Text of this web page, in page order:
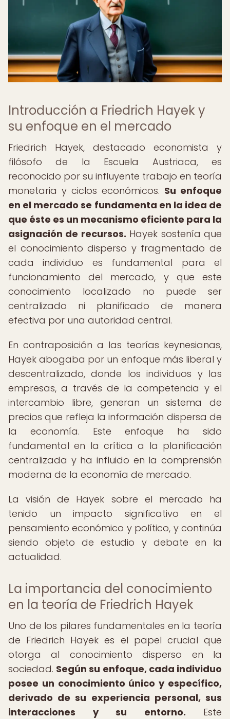
Introducción a Friedrich Hayek y
su enfoque en el mercado
Friedrich Hayek, destacado economista y
filósofo de la Escuela Austriaca, es
reconocido por su influyente trabajo en teoría
monetaria y ciclos económicos. Su enfoque
en el mercado se fundamenta en la idea de
que éste es un mecanismo eficiente para la
asignación de recursos. Hayek sostenía que
el conocimiento disperso y fragmentado de
cada individuo es fundamental para el
funcionamiento del mercado, y que este
conocimiento localizado no puede ser
centralizado ni planificado de manera
efectiva por una autoridad central.
En contraposición a las teorías keynesianas,
Hayek abogaba por un enfoque más liberal y
descentralizado, donde los individuos y las
empresas, a través de la competencia y el
intercambio libre, generan un sistema de
precios que refleja la información dispersa de
la economía. Este enfoque ha sido
fundamental en la crítica a la planificación
centralizada y ha influido en la comprensión
moderna de la economía de mercado.
La visión de Hayek sobre el mercado ha
tenido un impacto significativo en el
pensamiento económico y político, y continúa
siendo objeto de estudio y debate en la
actualidad.
La importancia del conocimiento
en la teoría de Friedrich Hayek
Uno de los pilares fundamentales en la teoría
de Friedrich Hayek es el papel crucial que
otorga al conocimiento disperso en la
sociedad. Según su enfoque, cada individuo
posee un conocimiento único y específico,
derivado de su experiencia personal, sus
interacciones y su entorno. Este